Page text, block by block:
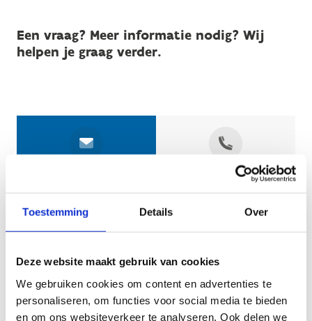
Toestemming Details Over
Deze website maakt gebruik van cookies
We gebruiken cookies om content en advertenties te
personaliseren, om functies voor social media te bieden
en om ons websiteverkeer te analyseren. Ook delen we
Een vraag? Meer informatie nodig? Wij
helpen je graag verder.